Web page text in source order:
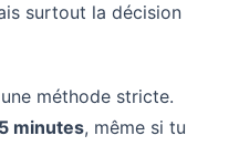
surtout la décision
méthode stricte.
minutes, même si tu